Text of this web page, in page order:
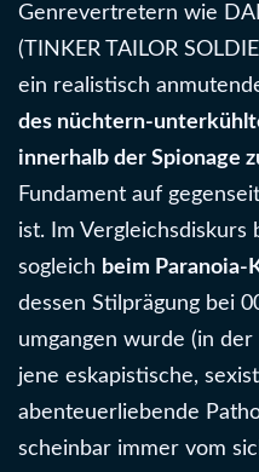
Genrevertretern wie
(TINKER TAILOR
ein realistisch
des nüchtern-
innerhalb der Spionage
Fundament auf
ist. Im Vergleichsdiskurs
sogleich beim Paranoia-
dessen Stilprägung bei
umgangen wurde (in
jene eskapistische,
abenteuerliebende
scheinbar immer vom